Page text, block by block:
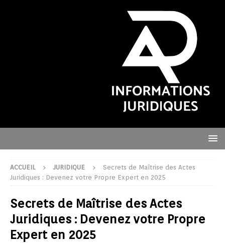
ACCUEIL JURIDIQUE
Secrets de Maîtrise des Actes
Juridiques : Devenez votre Propre Expert en 2025
Secrets de Maîtrise des Actes
Juridiques : Devenez votre Propre
Expert en 2025